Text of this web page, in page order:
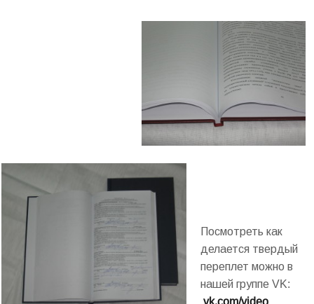
Посмотреть как
делается твердый
переплет можно в
нашей группе VK: